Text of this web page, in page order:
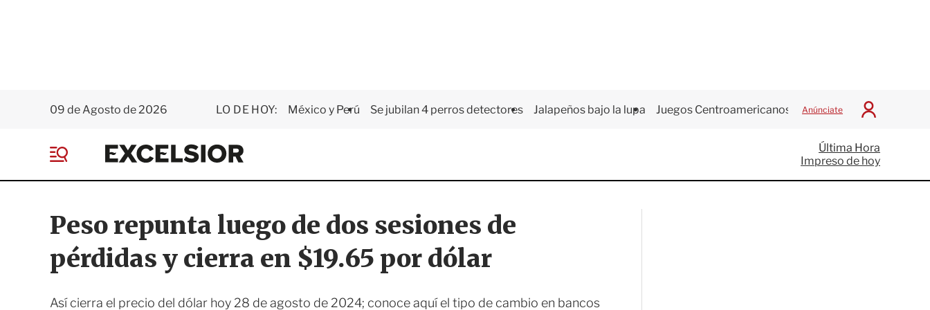
09 de Agosto de 2026 LO DE HOY: México y Perú Se jubilan 4 perros detectores Jalapeños bajo la lupa Juegos Centroamericanos Anúnciate
I
c
i
a
E
x
e
i
o
r
e
Última Hora
Impreso de hoy
Peso repunta luego de dos sesiones de
pérdidas y cierra en $19.65 por dólar
Así cierra el precio del dólar hoy 28 de agosto de 2024; conoce aquí el tipo de cambio en bancos